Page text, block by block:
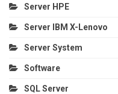
Server HPE
Server IBM X-Lenovo
Server System
Software
SQL Server